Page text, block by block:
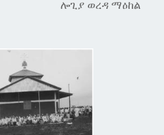
ሎጊያ ወረዳ ማዕከል